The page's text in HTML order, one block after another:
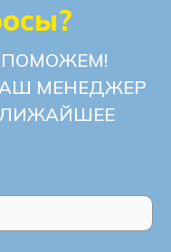
МЕНЕДЖЕР